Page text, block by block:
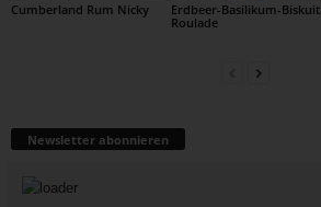
Cumberland Rum Nicky
Erdbeer-Basilikum-Biskuit
Roulade
Newsletter abonnieren